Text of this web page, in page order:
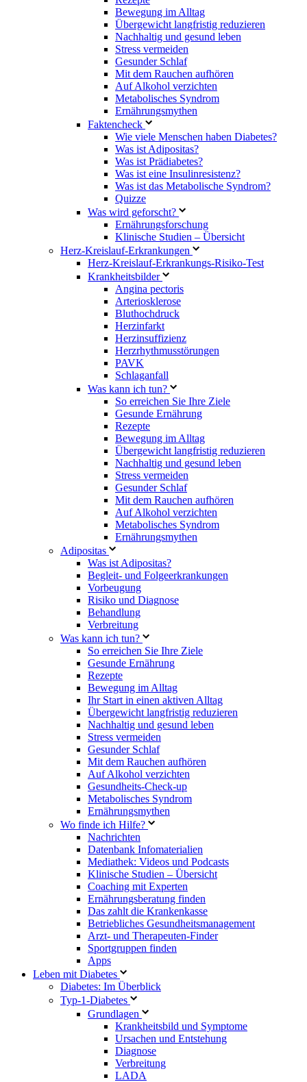
Bewegung im Alltag
Übergewicht langfristig reduzieren
Nachhaltig und gesund leben
Stress vermeiden
Gesunder Schlaf
Mit dem Rauchen aufhören
Auf Alkohol verzichten
Metabolisches Syndrom
Ernährungsmythen
Faktencheck
Wie viele Menschen haben Diabetes?
Was ist Adipositas?
Was ist Prädiabetes?
Was ist eine Insulinresistenz?
Was ist das Metabolische Syndrom?
Quizze
Was wird geforscht?
Ernährungsforschung
Klinische Studien – Übersicht
Herz-Kreislauf-Erkrankungen
Herz-Kreislauf-Erkrankungs-Risiko-Test
Krankheitsbilder
Angina pectoris
Arteriosklerose
Bluthochdruck
Herzinfarkt
Herzinsuffizienz
Herzrhythmusstörungen
PAVK
Schlaganfall
Was kann ich tun?
So erreichen Sie Ihre Ziele
Gesunde Ernährung
Rezepte
Bewegung im Alltag
Übergewicht langfristig reduzieren
Nachhaltig und gesund leben
Stress vermeiden
Gesunder Schlaf
Mit dem Rauchen aufhören
Auf Alkohol verzichten
Metabolisches Syndrom
Ernährungsmythen
Adipositas
Was ist Adipositas?
Begleit- und Folgeerkrankungen
Vorbeugung
Risiko und Diagnose
Behandlung
Verbreitung
Was kann ich tun?
So erreichen Sie Ihre Ziele
Gesunde Ernährung
Rezepte
Bewegung im Alltag
Ihr Start in einen aktiven Alltag
Übergewicht langfristig reduzieren
Nachhaltig und gesund leben
Stress vermeiden
Gesunder Schlaf
Mit dem Rauchen aufhören
Auf Alkohol verzichten
Gesundheits-Check-up
Metabolisches Syndrom
Ernährungsmythen
Wo finde ich Hilfe?
Nachrichten
Datenbank Infomaterialien
Mediathek: Videos und Podcasts
Klinische Studien – Übersicht
Coaching mit Experten
Ernährungsberatung finden
Das zahlt die Krankenkasse
Betriebliches Gesundheitsmanagement
Arzt- und Therapeuten-Finder
Sportgruppen finden
Apps
Leben mit Diabetes
Diabetes: Im Überblick
Typ-1-Diabetes
Grundlagen
Krankheitsbild und Symptome
Ursachen und Entstehung
Diagnose
Verbreitung
LADA